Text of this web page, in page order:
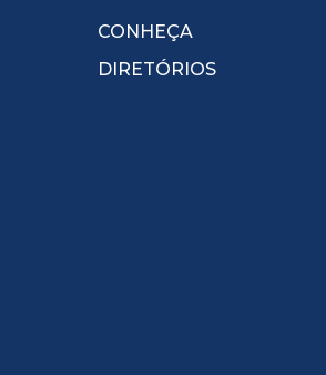
CONHEÇA
DIRETÓRIOS